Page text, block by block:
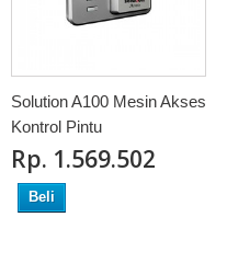
Solution A100 Mesin Akses
Kontrol Pintu
Rp‎. 1.569.502
Beli